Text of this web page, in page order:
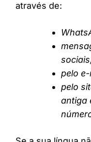
através de:
sociais,
pelo e-
pelo
antiga